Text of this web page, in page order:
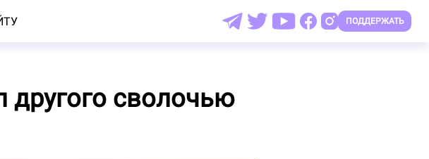
ПОДДЕРЖАТЬ
сволочью